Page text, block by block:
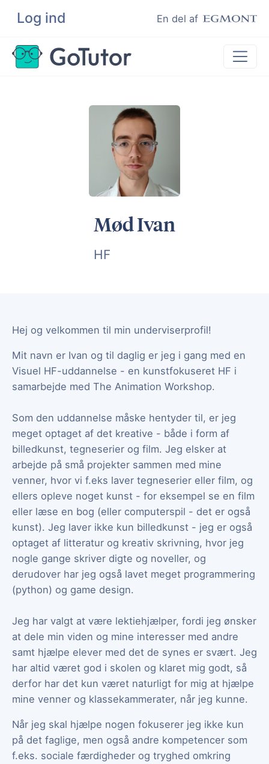
Log ind En del af
Søg
Lektiehjælp
Hjælp til ordblinde
Mød Ivan
HF
Hej og velkommen til min underviserprofil!
Mit navn er Ivan og til daglig er jeg i gang med en
Visuel HF-uddannelse - en kunstfokuseret HF i
samarbejde med The Animation Workshop.
Som den uddannelse måske hentyder til, er jeg
meget optaget af det kreative - både i form af
billedkunst, tegneserier og film. Jeg elsker at
arbejde på små projekter sammen med mine
venner, hvor vi f.eks laver tegneserier eller film, og
ellers opleve noget kunst - for eksempel se en film
eller læse en bog (eller computerspil - det er også
kunst). Jeg laver ikke kun billedkunst - jeg er også
optaget af litteratur og kreativ skrivning, hvor jeg
nogle gange skriver digte og noveller, og
derudover har jeg også lavet meget programmering
(python) og game design.
Jeg har valgt at være lektiehjælper, fordi jeg ønsker
at dele min viden og mine interesser med andre
samt hjælpe elever med det de synes er svært. Jeg
har altid været god i skolen og klaret mig godt, så
derfor har det kun været naturligt for mig at hjælpe
mine venner og klassekammerater, når jeg kunne.
Når jeg skal hjælpe nogen fokuserer jeg ikke kun
på det faglige, men også andre kompetencer som
f.eks. sociale færdigheder og tryghed omkring